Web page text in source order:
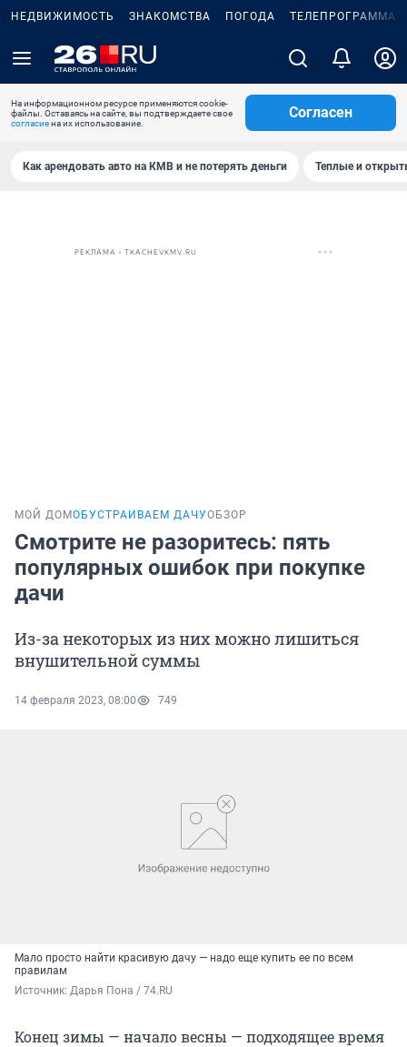
НЕДВИЖИМОСТЬ ЗНАКОМСТВА ПОГОДА ТЕЛЕПРОГРАММА
На информационном ресурсе применяются cookie-
файлы. Оставаясь на сайте, вы подтверждаете свое
согласиена их использование.
Согласен
Как арендовать авто на КМВ и не потерять деньги Теплые и
РЕКЛАМА • TKACHEVKMV.RU
МОЙ ДОМОБУСТРАИВАЕМ ДАЧУОБЗОР
Смотрите не разоритесь: пять
популярных ошибок при покупке
дачи
Из-за некоторых из них можно лишиться
внушительной суммы
14 февраля 2023, 08:00 749
Мало просто найти красивую дачу — надо еще купить ее по всем
правилам
Источник: Дарья Пона / 74.RU
Конец зимы — начало весны — подходящее время